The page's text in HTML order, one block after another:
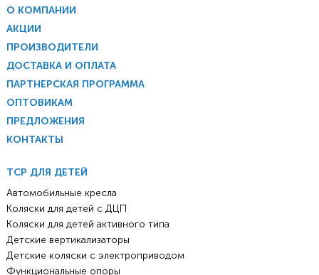
О КОМПАНИИ
АКЦИИ
ПРОИЗВОДИТЕЛИ
ДОСТАВКА И ОПЛАТА
ПАРТНЕРСКАЯ ПРОГРАММА
ОПТОВИКАМ
ПРЕДЛОЖЕНИЯ
КОНТАКТЫ
ТСР ДЛЯ ДЕТЕЙ
Автомобильные кресла
Коляски для детей с ДЦП
Коляски для детей активного типа
Детские вертикализаторы
Детские коляски с электроприводом
Функциональные опоры